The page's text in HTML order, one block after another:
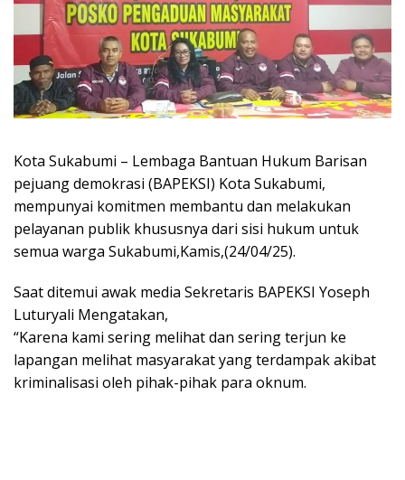
Kota Sukabumi – Lembaga Bantuan Hukum Barisan
pejuang demokrasi (BAPEKSI) Kota Sukabumi,
mempunyai komitmen membantu dan melakukan
pelayanan publik khususnya dari sisi hukum untuk
semua warga Sukabumi,Kamis,(24/04/25).
Saat ditemui awak media Sekretaris BAPEKSI Yoseph
Luturyali Mengatakan,
“Karena kami sering melihat dan sering terjun ke
lapangan melihat masyarakat yang terdampak akibat
kriminalisasi oleh pihak-pihak para oknum.